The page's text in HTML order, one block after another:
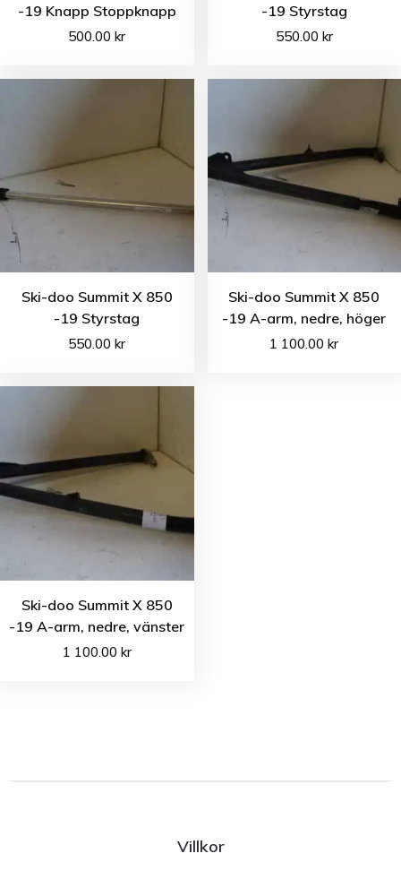
-19 Knapp Stoppknapp
500.00kr
-19 Styrstag
550.00 kr
Ski-doo Summit X 850
-19 Styrstag
550.00kr
Ski-doo Summit X 850
-19 A-arm, nedre, höger
1 100.00kr
Ski-doo Summit X 850
-19 A-arm, nedre, vänster
1 100.00 kr
Villkor